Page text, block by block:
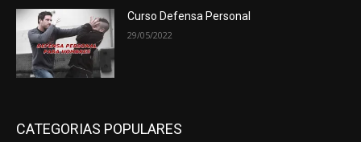
Curso Defensa Personal
29/05/2022
CATEGORIAS POPULARES